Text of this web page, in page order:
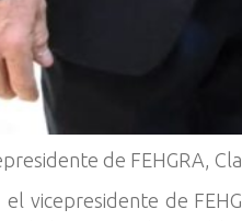
de FEHGRA,
vicepresidente de